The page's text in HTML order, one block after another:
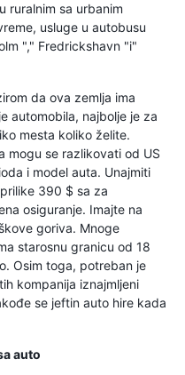
ruralnim sa urbanim
usluge u autobusu
"," Fredrickshavn "i"
da ova zemlja ima
automobila, najbolje je za
mesta koliko želite.
mogu se razlikovati od US
i model auta. Unajmiti
390 $ sa za
osiguranje. Imajte na
goriva. Mnoge
starosnu granicu od 18
Osim toga, potreban je
kompanija iznajmljeni
se jeftin auto hire kada
auto